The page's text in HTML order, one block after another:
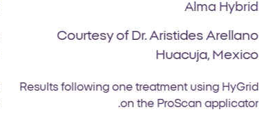
Alma Hybrid
Courtesy of Dr. Aristides Arellano
Huacuja, Mexico
Results following one treatment using HyGrid
on the ProScan applicator.